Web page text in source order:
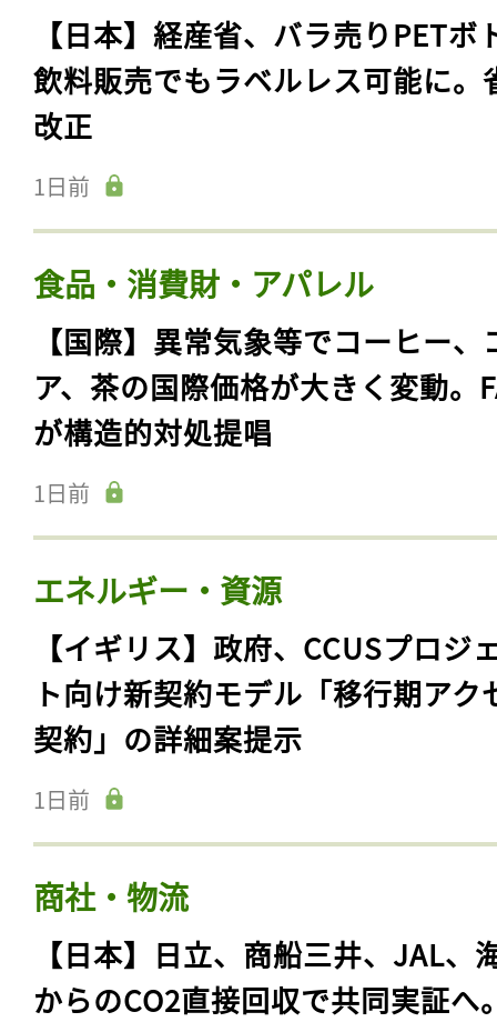
【日本】経産省、バラ売りPETボ
飲料販売でもラベルレス可能に。
改正
1日前
食品・消費財・アパレル
【国際】異常気象等でコーヒー、
ア、茶の国際価格が大きく変動。
が構造的対処提唱
1日前
エネルギー・資源
【イギリス】政府、CCUSプロジ
ト向け新契約モデル「移行期アク
契約」の詳細案提示
1日前
商社・物流
【日本】日立、商船三井、JAL、
からのCO2直接回収で共同実証へ